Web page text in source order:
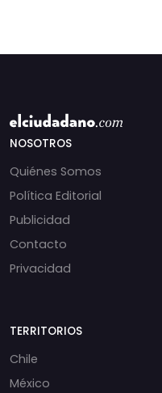
NOSOTROS
Quiénes Somos
Política Editorial
Publicidad
Contacto
Privacidad
TERRITORIOS
Chile
México